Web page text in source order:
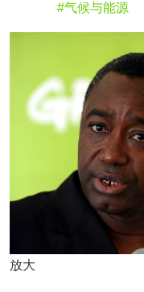
#气候与能源
放大